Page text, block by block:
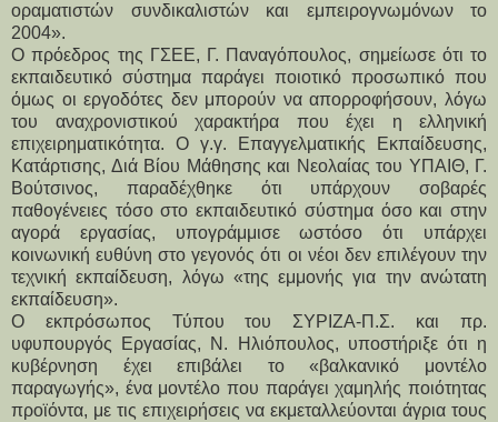
οραματιστών συνδικαλιστών και εμπειρογνωμόνων το
2004».
Ο πρόεδρος της ΓΣΕΕ, Γ. Παναγόπουλος, σημείωσε ότι το
εκπαιδευτικό σύστημα παράγει ποιοτικό προσωπικό που
όμως οι εργοδότες δεν μπορούν να απορροφήσουν, λόγω
του αναχρονιστικού χαρακτήρα που έχει η ελληνική
επιχειρηματικότητα. Ο γ.γ. Επαγγελματικής Εκπαίδευσης,
Κατάρτισης, Διά Βίου Μάθησης και Νεολαίας του ΥΠΑΙΘ, Γ.
Βούτσινος, παραδέχθηκε ότι υπάρχουν σοβαρές
παθογένειες τόσο στο εκπαιδευτικό σύστημα όσο και στην
αγορά εργασίας, υπογράμμισε ωστόσο ότι υπάρχει
κοινωνική ευθύνη στο γεγονός ότι οι νέοι δεν επιλέγουν την
τεχνική εκπαίδευση, λόγω «της εμμονής για την ανώτατη
εκπαίδευση».
Ο εκπρόσωπος Τύπου του ΣΥΡΙΖΑ-Π.Σ. και πρ.
υφυπουργός Εργασίας, Ν. Ηλιόπουλος, υποστήριξε ότι η
κυβέρνηση έχει επιβάλει το «βαλκανικό μοντέλο
παραγωγής», ένα μοντέλο που παράγει χαμηλής ποιότητας
προϊόντα, με τις επιχειρήσεις να εκμεταλλεύονται άγρια τους